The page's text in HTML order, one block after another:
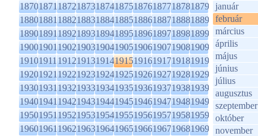
1870187118721873187418751876187718781879
1880188118821883188418851886188718881889
1890189118921893189418951896189718981899
1900190119021903190419051906190719081909
1910191119121913191419151916191719181919
1920192119221923192419251926192719281929
1930193119321933193419351936193719381939
1940194119421943194419451946194719481949
1950195119521953195419551956195719581959
1960196119621963196419651966196719681969
január
február
március
április
május
június
július
augusztus
szeptember
október
november